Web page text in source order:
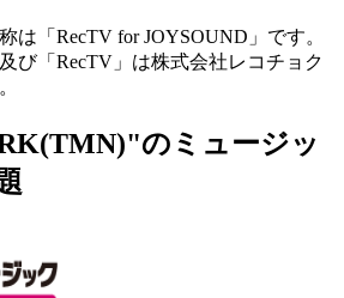
は「RecTV for JOYSOUND」です。
び「RecTV」は株式会社レコチョク
のミュージッ